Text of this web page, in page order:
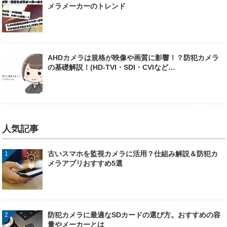
メラメーカーのトレンド
AHDカメラは規格が映像や画質に影響！？防犯カメラ
の基礎解説！(HD-TVI・SDI・CVIなど…
人気記事
古いスマホを監視カメラに活用？仕組み解説＆防犯カ
メラアプリおすすめ5選
防犯カメラに最適なSDカードの選び方。おすすめの容
量やメーカーとは